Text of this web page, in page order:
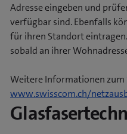
Adresse eingeben und
verfügbar sind. Ebenfalls
für ihren Standort
sobald an ihrer
Weitere Informationen zum
www.swisscom.ch/